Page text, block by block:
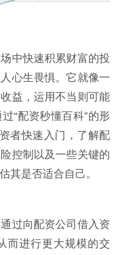
中快速积累财富的投
心生畏惧。它就像一
益，运用不当则可能
“配资秒懂百科”的形
者快速入门，了解配
控制以及一些关键的
其是否适合自己。
过向配资公司借入资
而进行更大规模的交